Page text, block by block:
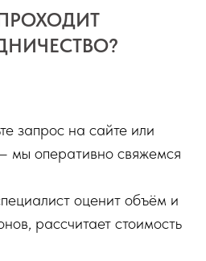
запрос на сайте или
мы оперативно свяжемся
оценит объём и
рассчитает стоимость